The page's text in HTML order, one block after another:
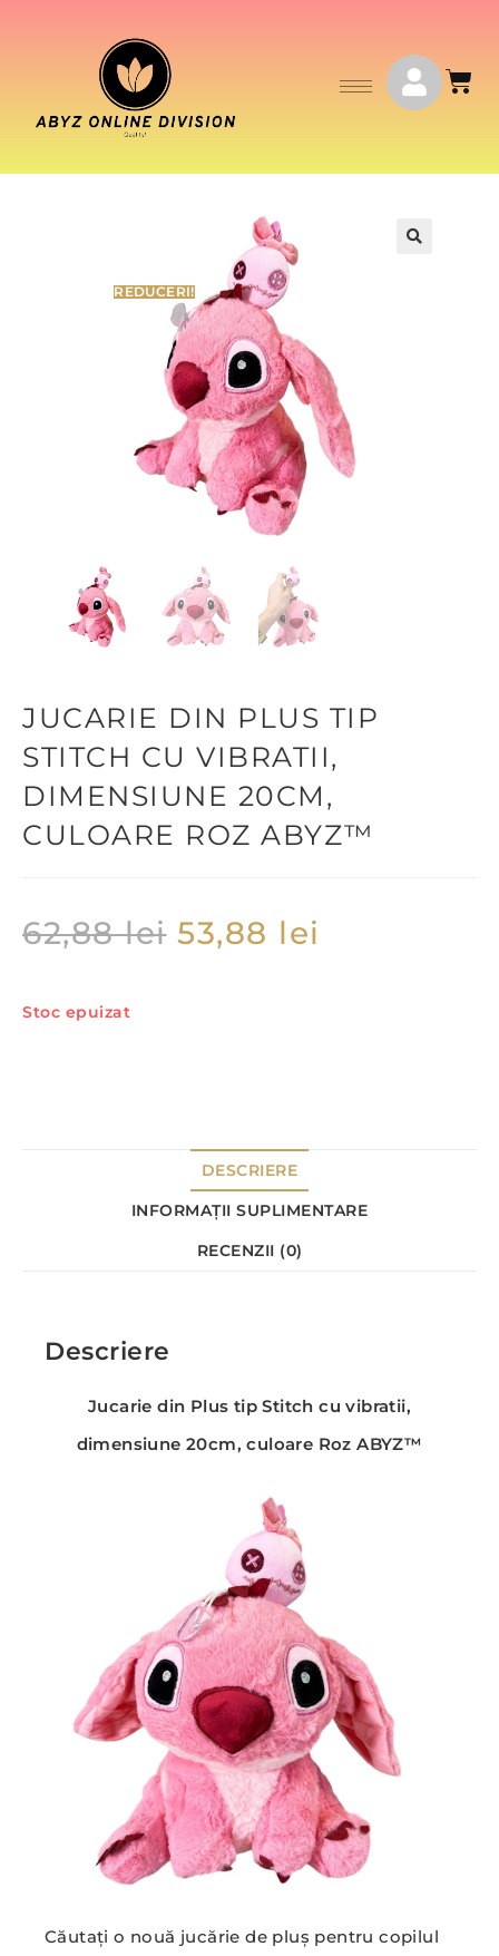
REDUCERI!
JUCARIE DIN PLUS TIP
STITCH CU VIBRATII,
DIMENSIUNE 20CM,
CULOARE ROZ ABYZ™
62,88lei 53,88 lei
Stoc epuizat
DESCRIERE
INFORMAȚII SUPLIMENTARE
RECENZII (0)
Descriere
Jucarie din Plus tip Stitch cu vibratii,
dimensiune 20cm, culoare Roz ABYZ™
Căutați o nouă jucărie de pluș pentru copilul